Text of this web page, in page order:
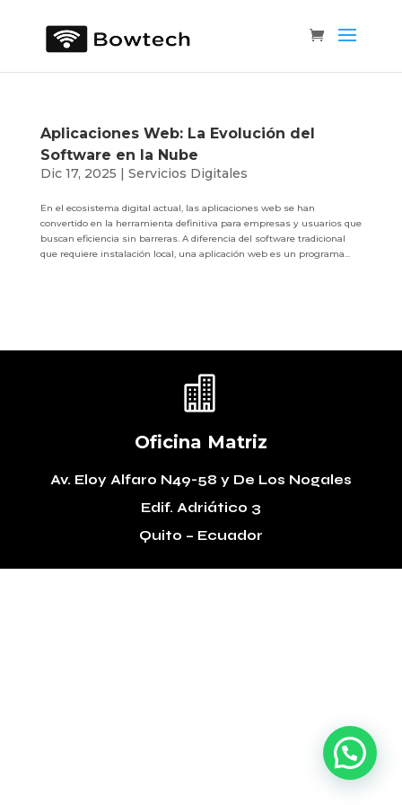
Aplicaciones Web: La Evolución del
Software en la Nube
Dic 17, 2025 | Servicios Digitales
En el ecosistema digital actual, las aplicaciones web se han
convertido en la herramienta definitiva para empresas y usuarios que
buscan eficiencia sin barreras. A diferencia del software tradicional
que requiere instalación local, una aplicación web es un programa...

Oficina Matriz
Av. Eloy Alfaro N49-58 y De Los Nogales
Edif. Adriático 3
Quito – Ecuador